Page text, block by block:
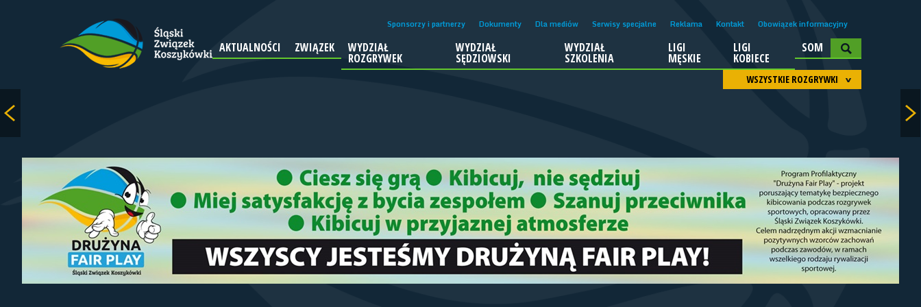
Sponsorzy i partnerzy Dokumenty Dla mediów Serwisy specjalne Reklama Kontakt Obowiązek informacyjny
AKTUALNOŚCI ZWIĄZEK WYDZIAŁ
ROZGRYWEK
WYDZIAŁ
SĘDZIOWSKI
WYDZIAŁ
SZKOLENIA
LIGI
MĘSKIE
LIGI
KOBIECE
SOM
WSZYSTKIE ROZGRYWKI